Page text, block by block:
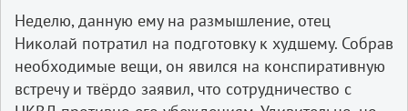
Неделю, данную ему на размышление, отец
Николай потратил на подготовку к худшему. Собрав
необходимые вещи, он явился на конспиративную
встречу и твёрдо заявил, что сотрудничество с